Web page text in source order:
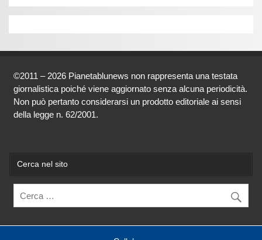
©2011 – 2026 Pianetablunews non rappresenta una testata
giornalistica poiché viene aggiornato senza alcuna periodicità.
Non può pertanto considerarsi un prodotto editoriale ai sensi
della legge n. 62/2001.
Cerca nel sito